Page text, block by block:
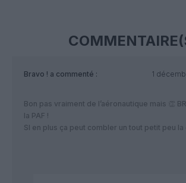
Bravo ! a commenté :
1
Bon pas vraiment de l’aéronautique mais 👏
la PAF !
SI en plus ça peut combler un tout petit peu la